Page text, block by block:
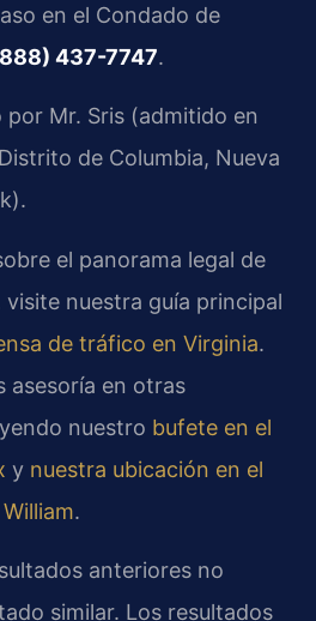
en el Condado de
437-7747.
Mr. Sris (admitido en
de Columbia, Nueva
el panorama legal de
nuestra guía principal
de tráfico en Virginia.
asesoría en otras
nuestro bufete en el
y nuestra ubicación en el
.
anteriores no
similar. Los resultados